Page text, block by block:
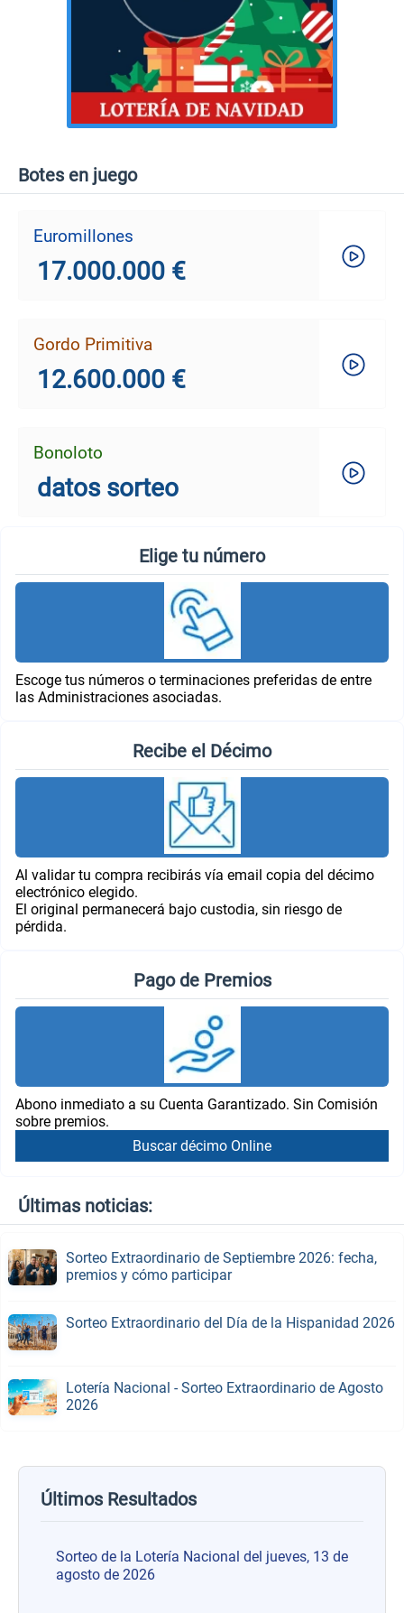
Botes en juego
Euromillones
17.000.000 €
Gordo Primitiva
12.600.000 €
Bonoloto
datos sorteo
Elige tu número
Escoge tus números o terminaciones preferidas de entre
las Administraciones asociadas.
Recibe el Décimo
Al validar tu compra recibirás vía email copia del décimo
electrónico elegido.
El original permanecerá bajo custodia, sin riesgo de
pérdida.
Pago de Premios
Abono inmediato a su Cuenta Garantizado. Sin Comisión
sobre premios.
Buscar décimo Online
Últimas noticias:
Sorteo Extraordinario de Septiembre 2026: fecha,
premios y cómo participar
Sorteo Extraordinario del Día de la Hispanidad 2026
Lotería Nacional - Sorteo Extraordinario de Agosto
2026
Últimos Resultados
Sorteo de la Lotería Nacional del jueves, 13 de
agosto de 2026